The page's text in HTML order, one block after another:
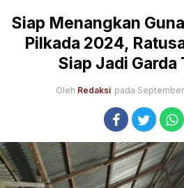
Siap Menangkan
Pilkada 2024,
Siap Jadi Garda
Oleh Redaksi pada September